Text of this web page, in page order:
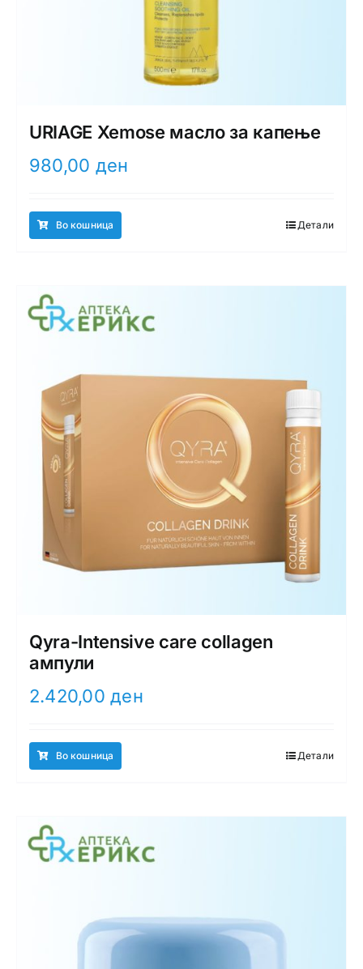
URIAGE Xemose масло за капење
980,00 ден
Во кошница Детали
Qyra-Intensive care collagen
ампули
2.420,00ден
Во кошница Детали